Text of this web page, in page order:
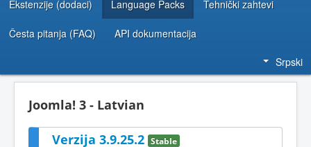
Ekstenzije (dodaci) Language Packs Tehnički zahtevi
Česta pitanja (FAQ) API dokumentacija
Srpski
Joomla! 3 - Latvian
Verzija 3.9.25.2 Stable